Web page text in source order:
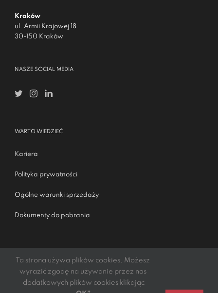
Kraków
ul. Armii Krajowej 18
30-150 Kraków
NASZE SOCIAL MEDIA
WARTO WIEDZIEĆ
Kariera
Polityka prywatności
Ogólne warunki sprzedaży
Dokumenty do pobrania
Ta strona używa plików cookies. Możesz
wyrazić zgodę na używanie przez nas
dodatkowych plików cookies klikając